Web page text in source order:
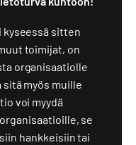
sitten
toimijat, on
organisaatiolle
myös muille
voi myydä
se
hankkeisiin tai